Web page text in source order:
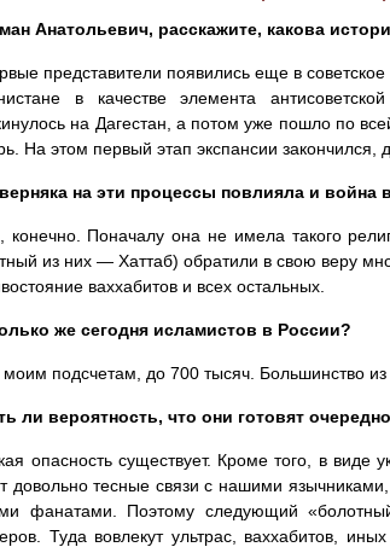
Анатольевич, расскажите, какова
представители появились еще в
в качестве элемента
на Дагестан, а потом уже пошло по
На этом первый этап экспансии закончился,
на эти процессы повлияла и война
Поначалу она не имела такого
из них — Хаттаб) обратили в свою веру
ваххабитов и всех остальных.
же сегодня исламистов в России?
подсчетам, до 700 тысяч. Большинство из
ли вероятность, что они готовят
опасность существует. Кроме того, в виде
довольно тесные связи с нашими
фанатами. Поэтому следующий
Туда вовлекут ультрас, ваххабитов,